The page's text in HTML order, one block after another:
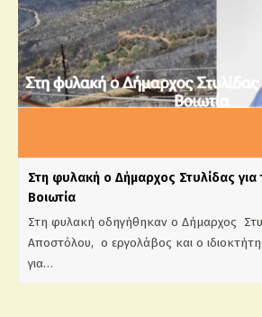
Στη φυλακή ο Δήμαρχος Στυλίδας
Βοιωτία
Στη φυλακή οδηγήθηκαν ο Δήμαρχος
Αποστόλου, ο εργολάβος και ο
για…